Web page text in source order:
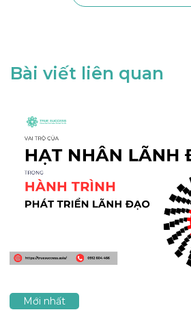
Bài viết liên quan
Mới nhất